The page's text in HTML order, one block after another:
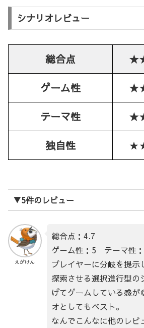
シナリオレビュー
総合点
ゲーム性
テーマ性
独自性
▼5件のレビュー
えがけん
総合点：4.7
ゲーム性：5 テーマ性
プレイヤーに分岐を提示
探索させる選択進行型の
げてゲームしている感
オとしてもベスト。
なんでこんなに他のレビ